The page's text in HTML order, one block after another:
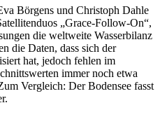
Börgens und Christoph Dahle
„Grace-Follow-On“,
die weltweite Wasserbilanz
die Daten, dass sich der
hat, jedoch fehlen im
immer noch etwa
Vergleich: Der Bodensee fasst